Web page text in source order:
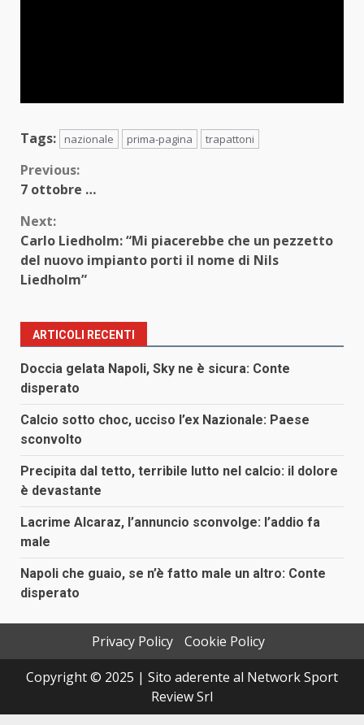
Tags: nazionale prima-pagina trapattoni
Continue
Previous:
7 ottobre …
Next:
Carlo Liedholm: “Mi piacerebbe che un pezzetto
del nuovo im­pianto porti il nome di Nils
Liedholm”
ARTICOLI RECENTI
Doccia gelata Napoli, Sky ne è sicura: Conte
disperato
Calcio sotto choc, ucciso l’ex Nazionale: Paese
sconvolto
Precipita dal tetto, terribile lutto nel calcio: il dolore
è devastante
Lacrime Alcaraz, l’annuncio sconvolge: l’addio fa
male
Napoli che guaio, se n’è fatto male un altro: Conte
disperato
Privacy Policy
Cookie Policy
Copyright © 2025 | Sito aderente al Network Sport
Review Srl